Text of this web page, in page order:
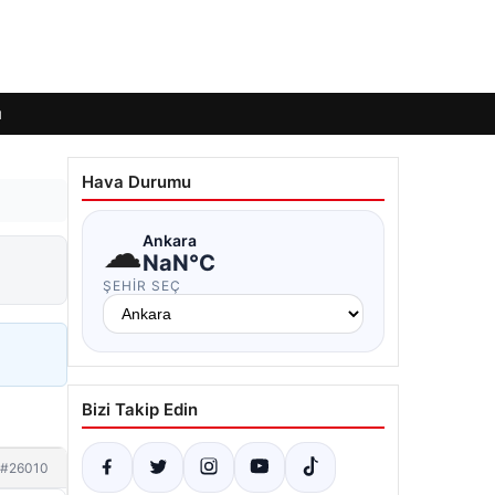
#26010
Hava Durumu
☁Ankara
NaN°C
ŞEHIR SEÇ
Bizi Takip Edin